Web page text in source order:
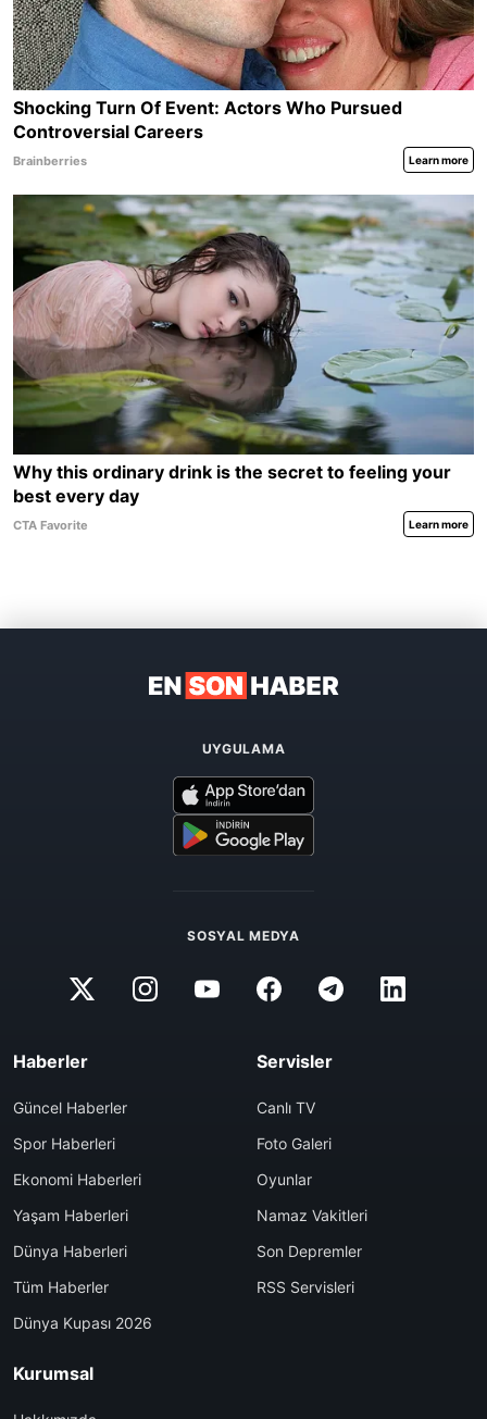
UYGULAMA
SOSYAL MEDYA
Haberler
Güncel Haberler
Spor Haberleri
Ekonomi Haberleri
Yaşam Haberleri
Dünya Haberleri
Tüm Haberler
Dünya Kupası 2026
Servisler
Canlı TV
Foto Galeri
Oyunlar
Namaz Vakitleri
Son Depremler
RSS Servisleri
Kurumsal